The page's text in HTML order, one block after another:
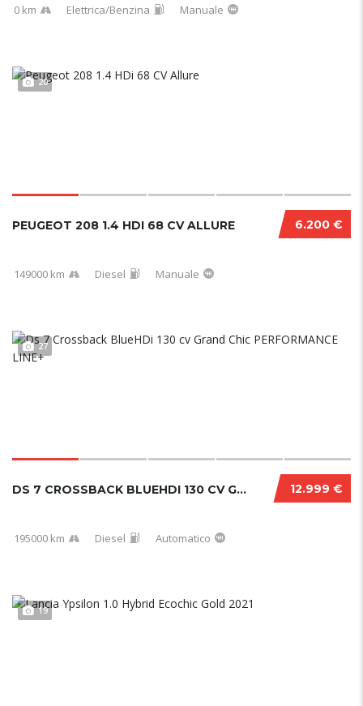
0 km Elettrica/Benzina Manuale
20
6.200 €
PEUGEOT 208 1.4 HDI 68 CV ALLURE
149000 km Diesel Manuale
27
12.999 €
DS 7 CROSSBACK BLUEHDI 130 CV GRAND CHIC PER...
195000 km Diesel Automatico
19